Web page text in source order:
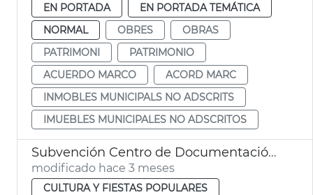
EN PORTADA
EN PORTADA TEMÁTICA
NORMAL
OBRES
OBRAS
PATRIMONI
PATRIMONIO
ACUERDO MARCO
ACORD MARC
INMOBLES MUNICIPALS NO ADSCRITS
IMUEBLES MUNICIPALES NO ADSCRITOS
Subvención Centro de Documentación Vicentina
modificado hace 3 meses
CULTURA Y FIESTAS POPULARES